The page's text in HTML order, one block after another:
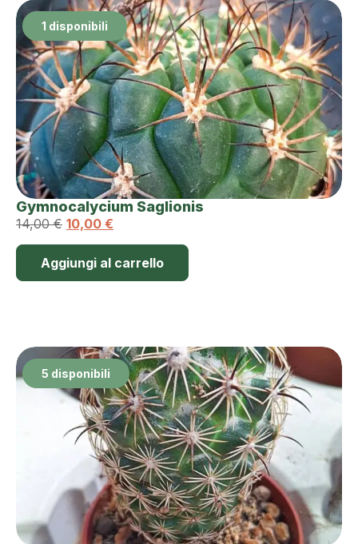
1 disponibili
Gymnocalycium Saglionis
14,00€ 10,00 €
Aggiungi al carrello
5 disponibili